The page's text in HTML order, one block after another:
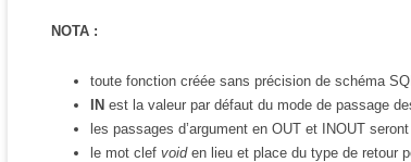
NOTA :
toute fonction créée sans précision de schéma
IN est la valeur par défaut du mode de passage
les passages d’argument en OUT et INOUT
le mot clef voiden lieu et place du type de retour